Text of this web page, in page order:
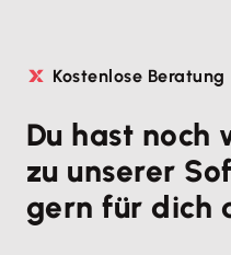
Kostenlose Beratung
Du hast noch
zu unserer
gern für dich